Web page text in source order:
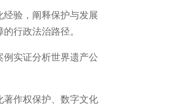
验，阐释保护与发展
行政法治路径。
实证分析世界遗产公
作权保护、数字文化